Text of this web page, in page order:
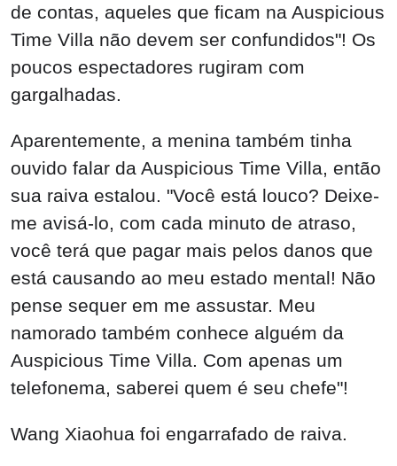
de contas, aqueles que ficam na Auspicious
Time Villa não devem ser confundidos"! Os
poucos espectadores rugiram com
gargalhadas.